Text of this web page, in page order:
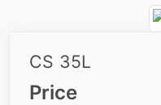
CS 35L
Price